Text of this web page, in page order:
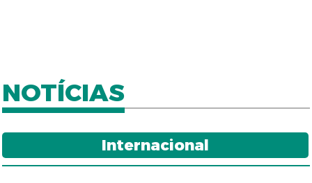
NOTÍCIAS
Internacional